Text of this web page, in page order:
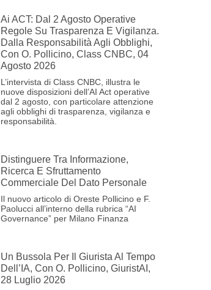
Ai ACT: Dal 2 Agosto Operative
Regole Su Trasparenza E Vigilanza.
Dalla Responsabilità Agli Obblighi,
Con O. Pollicino, Class CNBC, 04
Agosto 2026
L’intervista di Class CNBC, illustra le
nuove disposizioni dell’AI Act operative
dal 2 agosto, con particolare attenzione
agli obblighi di trasparenza, vigilanza e
responsabilità.
Distinguere Tra Informazione,
Ricerca E Sfruttamento
Commerciale Del Dato Personale
Il nuovo articolo di Oreste Pollicino e F.
Paolucci all’interno della rubrica “AI
Governance” per Milano Finanza
Un Bussola Per Il Giurista Al Tempo
Dell’IA, Con O. Pollicino, GiuristAI,
28 Luglio 2026